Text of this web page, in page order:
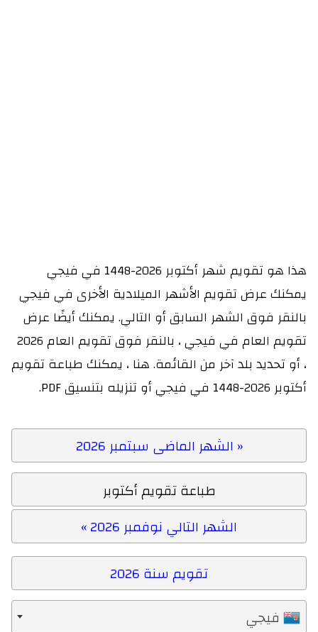
هذا هو تقويم شهر أكتوبر 2026-1448 في فيجي
يمكنك عرض تقويم الأشهر الميلادية الأخرى في فيجي
بالنقر فوق الشهر السابق أو التالي. يمكنك أيضًا عرض
تقويم العام في فيجي ، بالنقر فوق تقويم العام 2026
، أو تحديد بلد آخر من القائمة. هنا ، يمكنك طباعة تقويم
أكتوبر 2026-1448 في فيجي أو تنزيله بتنسيق PDF.
« الشهر الماضى سبتمبر 2026
طباعة تقويم أكتوبر
الشهر التالي نوفمبر 2026 »
تقويم سنة 2026
فيجي